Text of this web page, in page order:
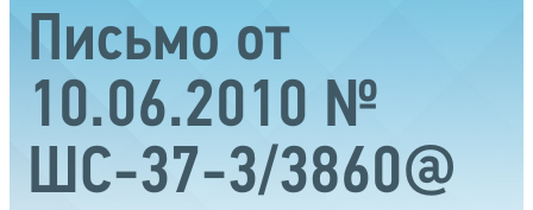
Письмо от
10.06.2010 №
ШС-37-3/3860@